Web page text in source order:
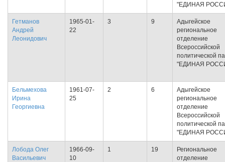
"ЕДИНАЯ
Гетманов
Андрей
Леонидович
1965-01-
22
3 9
Адыгейское
региональное
отделение
Всероссийской
политической
"ЕДИНАЯ
Бельмехова
Ирина
Георгиевна
1961-07-
25
2 6
Адыгейское
региональное
отделение
Всероссийской
политической
"ЕДИНАЯ
Лобода Олег
Васильевич
1966-09-
10
1 19
Региональное
отделение